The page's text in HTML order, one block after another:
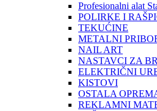
Profesionalni alat
POLIRKE I
TEKUĆINE
METALNI
NAIL ART
NASTAVCI ZA
ELEKTRIČNI
KISTOVI
OSTALA
REKLAMNI